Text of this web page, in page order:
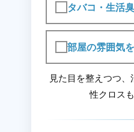
タバコ・生活
部屋の雰囲気
見た目を整えつつ
性クロス